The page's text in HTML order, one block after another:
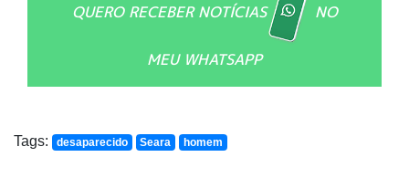
QUERO RECEBER NOTÍCIAS NO
MEU WHATSAPP
Tags: desaparecido Seara homem